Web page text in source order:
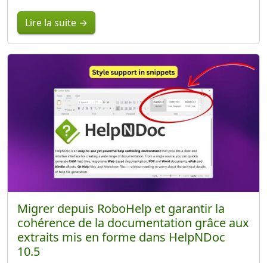
Lire la suite →
Migrer depuis RoboHelp et garantir la
cohérence de la documentation grâce aux
extraits mis en forme dans HelpNDoc
10.5